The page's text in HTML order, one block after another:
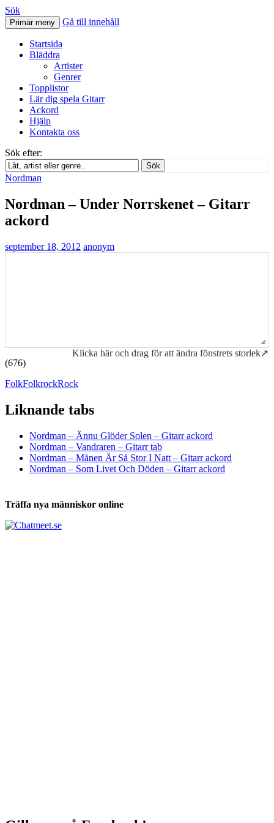
Svenskatabs.se
Sök
Primär meny Gå till innehåll
Startsida
Bläddra
Artister
Genrer
Topplistor
Lär dig spela Gitarr
Ackord
Hjälp
Kontakta oss
Sök efter:
Sök
Nordman
Nordman – Under Norrskenet – Gitarr
ackord
september 18, 2012 anonym
Klicka här och drag för att ändra fönstrets storlek↗
(676)
FolkFolkrockRock
Liknande tabs
Nordman – Ännu Glöder Solen – Gitarr ackord
Nordman – Vandraren – Gitarr tab
Nordman – Månen Är Så Stor I Natt – Gitarr ackord
Nordman – Som Livet Och Döden – Gitarr ackord
Träffa nya människor online